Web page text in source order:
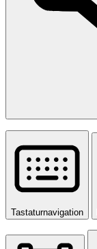
Tastaturnavigation